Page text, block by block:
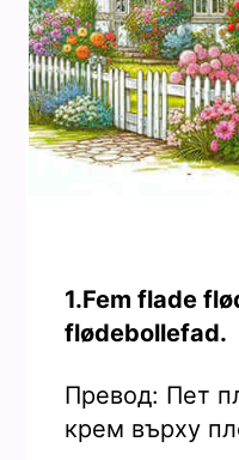
1.Fem flade
flødebollefad.
Превод: Пет
крем върху